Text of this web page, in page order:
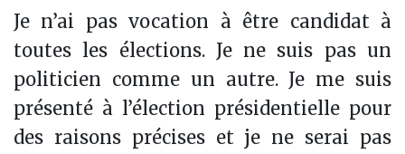
Je n’ai pas vocation à être candidat à
toutes les élections. Je ne suis pas un
politicien comme un autre. Je me suis
présenté à l’élection présidentielle pour
des raisons précises et je ne serai pas